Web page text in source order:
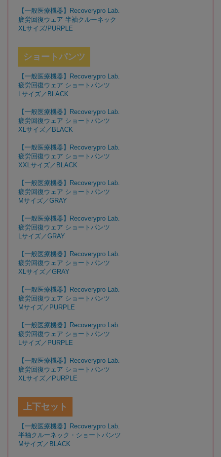
【一般医療機器】Recoverypro Lab.
疲労回復ウェア 半袖クルーネック
XLサイズ/PURPLE
ショートパンツ
【一般医療機器】Recoverypro Lab.
疲労回復ウェア ショートパンツ
Lサイズ／BLACK
【一般医療機器】Recoverypro Lab.
疲労回復ウェア ショートパンツ
XLサイズ／BLACK
【一般医療機器】Recoverypro Lab.
疲労回復ウェア ショートパンツ
XXLサイズ／BLACK
【一般医療機器】Recoverypro Lab.
疲労回復ウェア ショートパンツ
Mサイズ／GRAY
【一般医療機器】Recoverypro Lab.
疲労回復ウェア ショートパンツ
Lサイズ／GRAY
【一般医療機器】Recoverypro Lab.
疲労回復ウェア ショートパンツ
XLサイズ／GRAY
【一般医療機器】Recoverypro Lab.
疲労回復ウェア ショートパンツ
Mサイズ／PURPLE
【一般医療機器】Recoverypro Lab.
疲労回復ウェア ショートパンツ
Lサイズ／PURPLE
【一般医療機器】Recoverypro Lab.
疲労回復ウェア ショートパンツ
XLサイズ／PURPLE
上下セット
【一般医療機器】Recoverypro Lab.
半袖クルーネック・ショートパンツ
Mサイズ／BLACK